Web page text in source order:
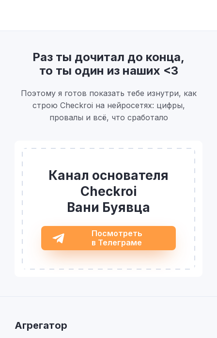
Раз ты дочитал до конца,
то ты один из наших <3
Поэтому я готов показать тебе изнутри, как
строю Checkroi на нейросетях: цифры,
провалы и всё, что сработало
Канал основателя
Checkroi
Вани Буявца
Посмотреть
в Телеграме
Агрегатор